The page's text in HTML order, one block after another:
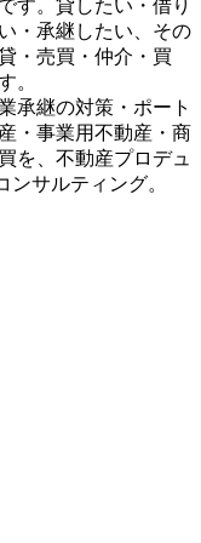
す。貸したい・借り
・承継したい、その
・売買・仲介・買
。
承継の対策・ポート
・事業用不動産・商
を、不動産プロデュ
サルティング。